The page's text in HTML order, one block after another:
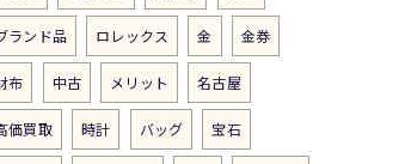
ランド品 ロレックス 金 金券
布 中古 メリット 名古屋
価買取 時計 バッグ 宝石